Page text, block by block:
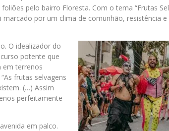
pelo bairro Floresta. Com o tema “Frutas
por um clima de comunhão, resistência
O idealizador do
potente que
em terrenos
frutas selvagens
(…) Assim
perfeitamente
em palco.